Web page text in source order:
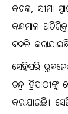
କଟକ, ସୀମା
କନ୍ଧମାଳ
ବଦଳି
ସେହିପରି
ଚନ୍ଦ୍ର
କରାଯାଇଛି।